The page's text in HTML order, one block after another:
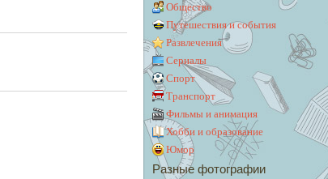
Общество
Путешествия и события
Развлечения
Сериалы
Спорт
Транспорт
Фильмы и анимация
Хобби и образование
Юмор
Разные фотографии